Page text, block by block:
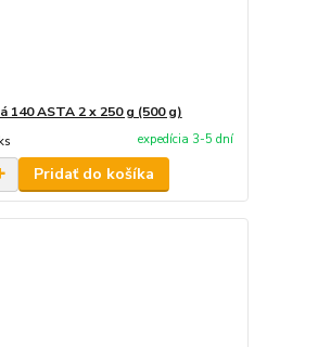
140 ASTA 2 x 250 g (500 g)
expedícia 3-5 dní
Pridať do košíka